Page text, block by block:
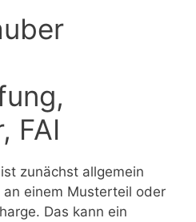
FAI
ist zunächst allgemein
einem Musterteil oder
Das kann ein